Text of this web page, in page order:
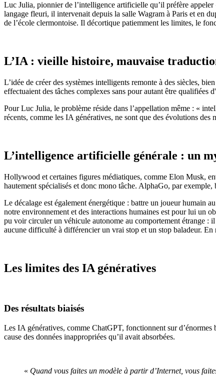
Luc Julia, pionnier de l’intelligence artificielle qu’il préfère
langage fleuri, il intervenait depuis la salle Wagram à Paris et en
de l’école clermontoise. Il décortique patiemment les limites, le
L’IA : vieille histoire, mauvaise
L’idée de créer des systèmes intelligents remonte à des siècles,
effectuaient des tâches complexes sans pour autant être qualifiées
Pour Luc Julia, le problème réside dans l’appellation même : «
récents, comme les IA génératives, ne sont que des évolutions des
L’intelligence artificielle générale : un
Hollywood et certaines figures médiatiques, comme Elon Musk,
hautement spécialisés et donc mono tâche. AlphaGo, par
Le décalage est également énergétique : battre un joueur humain
notre environnement et des interactions humaines est pour lui un
pu voir circuler un véhicule autonome au comportement étrange :
aucune difficulté à différencier un vrai stop et un stop baladeur.
Les limites des IA génératives
Des résultats biaisés
Les IA génératives, comme ChatGPT, fonctionnent sur
cause des données inappropriées qu’il avait absorbées.
« Quand vous faites un modèle à partir d’Internet, vous